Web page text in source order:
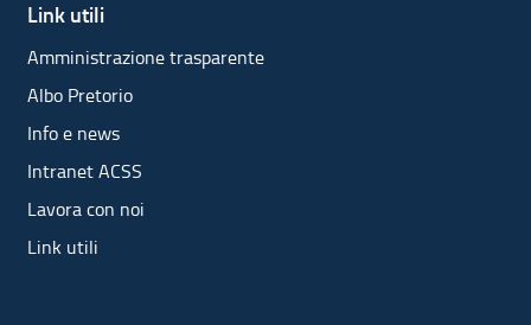
Link utili
Amministrazione trasparente
Albo Pretorio
Info e news
Intranet ACSS
Lavora con noi
Link utili